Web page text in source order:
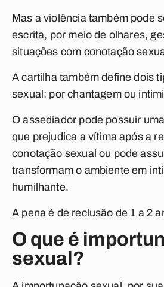
Mas a violência também pode
escrita, por meio de olhares,
situações com conotação
A cartilha também define dois
sexual: por chantagem ou
O assediador pode possuir
que prejudica a vítima após a
conotação sexual ou pode
transformam o ambiente em
humilhante.
A pena é de reclusão de 1 a 2
O que é
sexual?